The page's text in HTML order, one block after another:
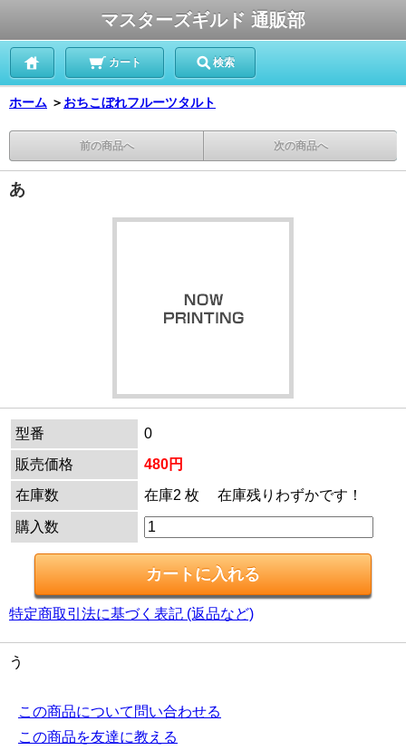
マスターズギルド 通販部
カート 検索
ホーム ＞ おちこぼれフルーツタルト
前の商品へ 次の商品へ
あ
型番
0
販売価格
480円
在庫数
在庫2 枚 在庫残りわずかです！
購入数
特定商取引法に基づく表記 (返品など)
う
この商品について問い合わせる
この商品を友達に教える